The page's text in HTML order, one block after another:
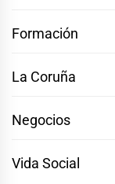
Formación
La Coruña
Negocios
Vida Social